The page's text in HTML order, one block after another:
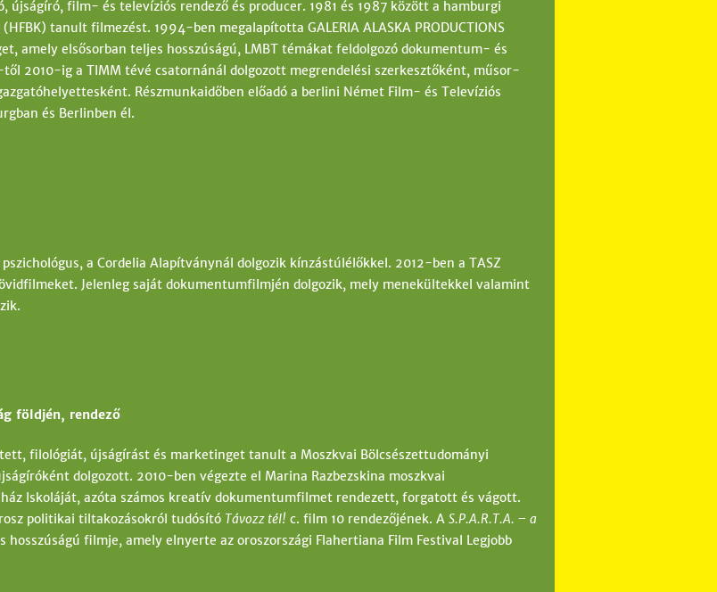
újságíró, film- és televíziós rendező és producer. 1981 és 1987 között a hamburgi
tanult filmezést. 1994-ben megalapította GALERIA ALASKA PRODUCTIONS
amely elsősorban teljes hosszúságú, LMBT témákat feldolgozó dokumentum- és
2010-ig a TIMM tévé csatornánál dolgozott megrendelési szerkesztőként, műsor-
Részmunkaidőben előadó a berlini Német Film- és Televíziós
és Berlinben él.
a Cordelia Alapítványnál dolgozik kínzástúlélőkkel. 2012-ben a TASZ
Jelenleg saját dokumentumfilmjén dolgozik, mely menekültekkel valamint
földjén, rendező
filológiát, újságírást és marketinget tanult a Moszkvai Bölcsészettudományi
dolgozott. 2010-ben végezte el Marina Razbezskina moszkvai
Iskoláját, azóta számos kreatív dokumentumfilmet rendezett, forgatott és vágott.
politikai tiltakozásokról tudósító Távozz tél! c. film 10 rendezőjének. A S.P.A.R.T.A. – a
hosszúságú filmje, amely elnyerte az oroszországi Flahertiana Film Festival Legjobb